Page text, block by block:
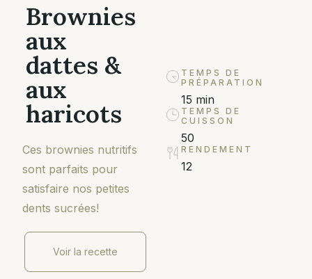
Brownies
aux
dattes &
aux
haricots
Ces brownies nutritifs
sont parfaits pour
satisfaire nos petites
dents sucrées!
Voir la recette
TEMPS DE
PRÉPARATION
15 min
TEMPS DE
CUISSON
50
RENDEMENT
12